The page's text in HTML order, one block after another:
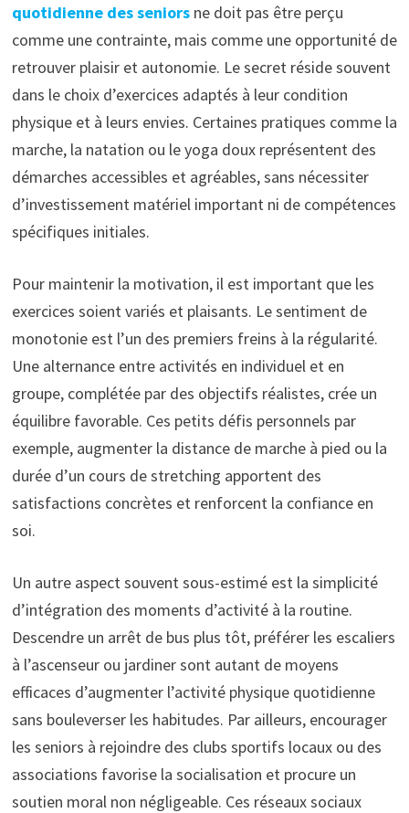
quotidienne des seniorsne doit pas être perçu
comme une contrainte, mais comme une opportunité de
retrouver plaisir et autonomie. Le secret réside souvent
dans le choix d’exercices adaptés à leur condition
physique et à leurs envies. Certaines pratiques comme la
marche, la natation ou le yoga doux représentent des
démarches accessibles et agréables, sans nécessiter
d’investissement matériel important ni de compétences
spécifiques initiales.
Pour maintenir la motivation, il est important que les
exercices soient variés et plaisants. Le sentiment de
monotonie est l’un des premiers freins à la régularité.
Une alternance entre activités en individuel et en
groupe, complétée par des objectifs réalistes, crée un
équilibre favorable. Ces petits défis personnels par
exemple, augmenter la distance de marche à pied ou la
durée d’un cours de stretching apportent des
satisfactions concrètes et renforcent la confiance en
soi.
Un autre aspect souvent sous-estimé est la simplicité
d’intégration des moments d’activité à la routine.
Descendre un arrêt de bus plus tôt, préférer les escaliers
à l’ascenseur ou jardiner sont autant de moyens
efficaces d’augmenter l’activité physique quotidienne
sans bouleverser les habitudes. Par ailleurs, encourager
les seniors à rejoindre des clubs sportifs locaux ou des
associations favorise la socialisation et procure un
soutien moral non négligeable. Ces réseaux sociaux